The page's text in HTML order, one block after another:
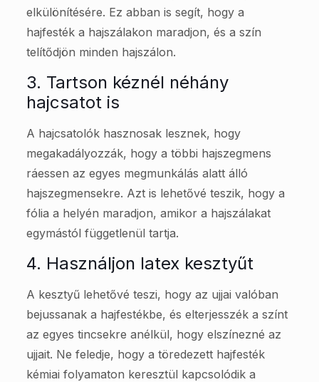
elkülönítésére. Ez abban is segít, hogy a
hajfesték a hajszálakon maradjon, és a szín
telítődjön minden hajszálon.
3. Tartson kéznél néhány
hajcsatot is
A hajcsatolók hasznosak lesznek, hogy
megakadályozzák, hogy a többi hajszegmens
ráessen az egyes megmunkálás alatt álló
hajszegmensekre. Azt is lehetővé teszik, hogy a
fólia a helyén maradjon, amikor a hajszálakat
egymástól függetlenül tartja.
4. Használjon latex kesztyűt
A kesztyű lehetővé teszi, hogy az ujjai valóban
bejussanak a hajfestékbe, és elterjesszék a színt
az egyes tincsekre anélkül, hogy elszínezné az
ujjait. Ne feledje, hogy a töredezett hajfesték
kémiai folyamaton keresztül kapcsolódik a